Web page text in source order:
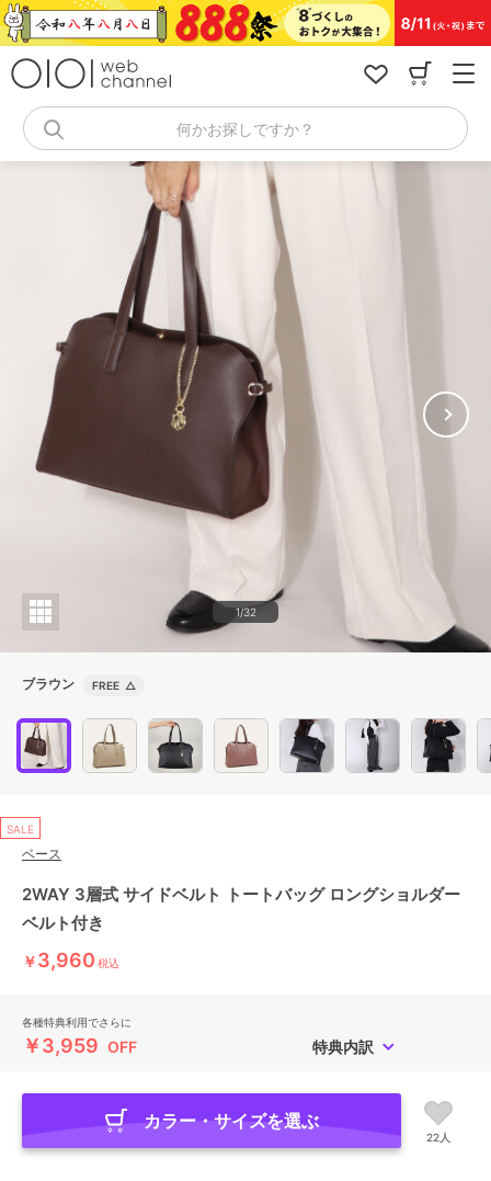
コ
ン
キ
何かお探しですか？
1/32
ブラウン FREE △
SALE
ベース
2WAY 3層式 サイドベルト トートバッグ ロングショルダー
ベルト付き
￥3,960 税込
各種特典利用でさらに
￥3,959 OFF 特典内訳
カラー・サイズを選ぶ
22人